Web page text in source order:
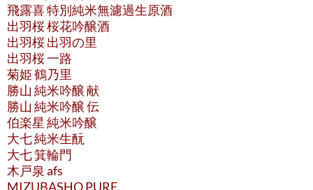
飛露喜 特別純米無濾過生原酒
出羽桜 桜花吟醸酒
出羽桜 出羽の里
出羽桜 一路
菊姫 鶴乃里
勝山 純米吟醸 献
勝山 純米吟醸 伝
伯楽星 純米吟醸
大七 純米生酛
大七 箕輪門
木戸泉 afs
MIZUBASHO PURE